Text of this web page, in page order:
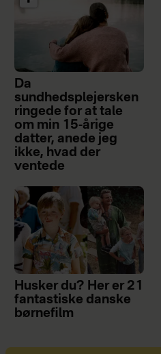
Da
sundhedsplejersken
ringede for at tale
om min 15-årige
datter, anede jeg
ikke, hvad der
ventede
Husker du? Her er 21
fantastiske danske
børnefilm